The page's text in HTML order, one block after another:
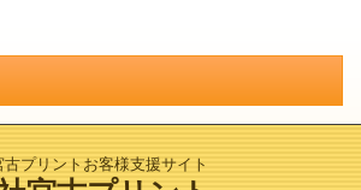
プリントお客様支援サイト